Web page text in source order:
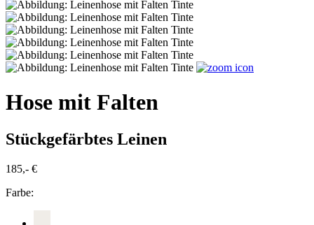
Hose mit Falten
Stückgefärbtes Leinen
185,- €
Farbe: